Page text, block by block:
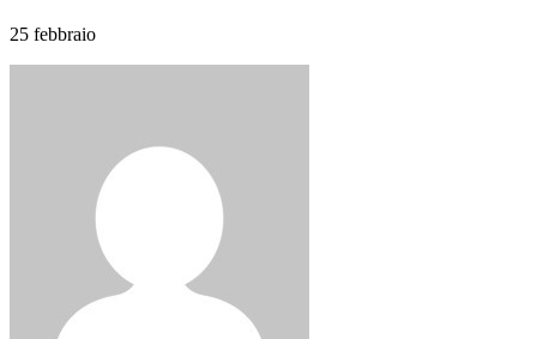
25 febbraio